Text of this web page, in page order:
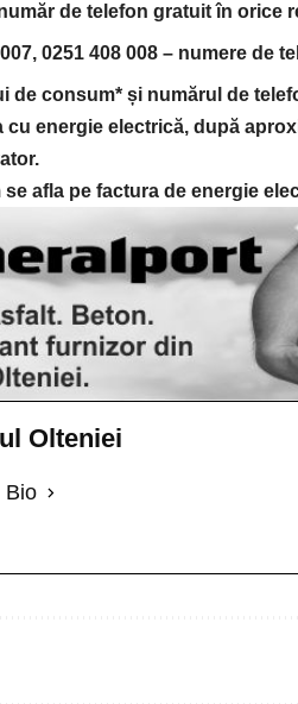
de telefon gratuit în orice
0251 408 008 – numere de
de consum* și numărul de
energie electrică, după
afla pe factura de energie
Olteniei
Bio